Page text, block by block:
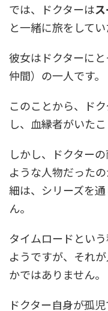
では、ドクターは
と一緒に旅をして
彼女はドクターに
仲間）の一人です。
このことから、ド
し、血縁者がいたこ
しかし、ドクター
ような人物だった
細は、シリーズを
ん。
タイムロードとい
ようですが、それ
かではありません。
ドクター自身が孤